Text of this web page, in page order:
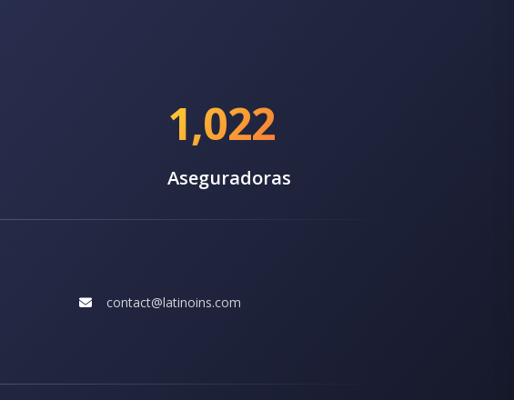
1,022
Aseguradoras
contact@latinoins.com